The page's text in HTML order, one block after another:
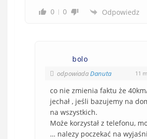
0 0 Odpowiedz
bolo
odpowiadaDanuta 11
co nie zmienia faktu że
jechał , jeśli bazujemy na
na wszystkich.
Może korzystał z telefonu,
… nalezy poczekać na